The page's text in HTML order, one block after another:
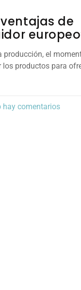
de
producción, el
los productos para
hay comentarios